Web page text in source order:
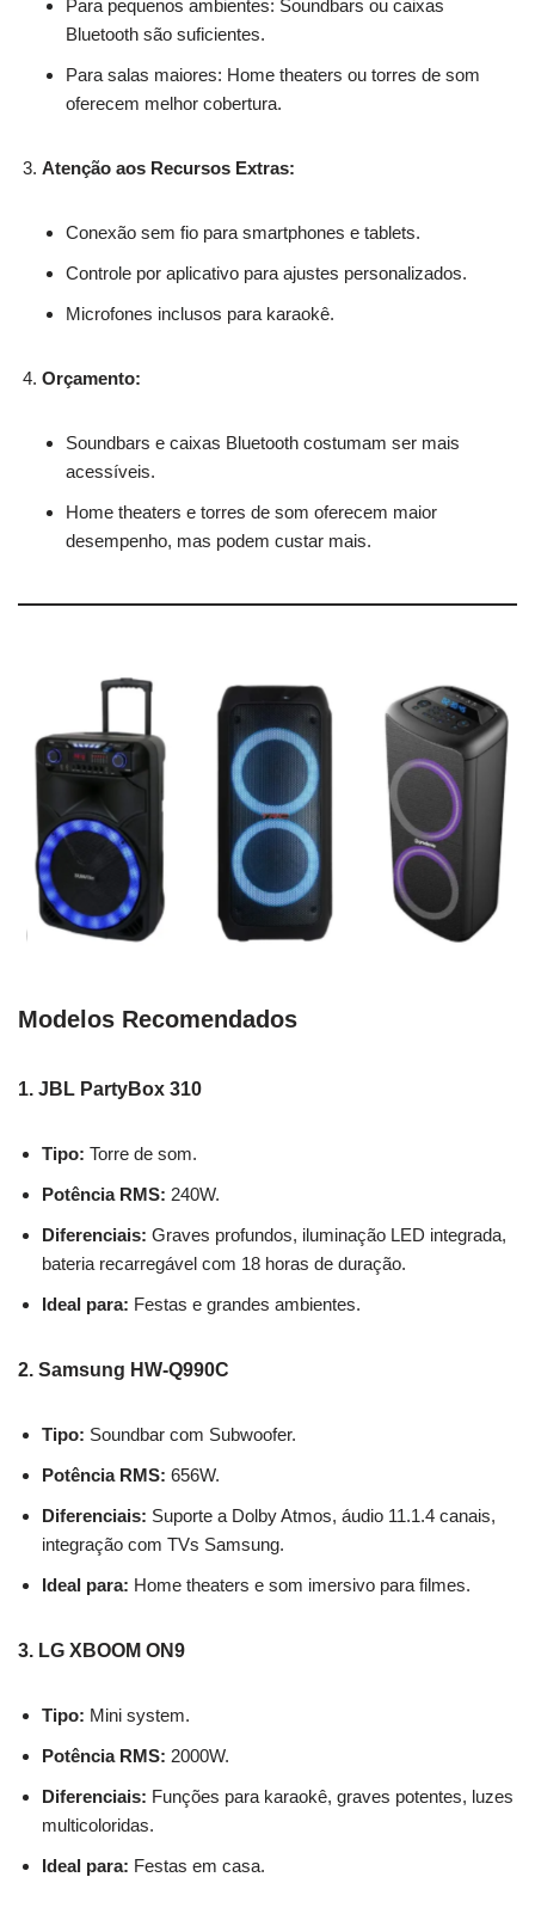
Para pequenos ambientes: Soundbars ou caixas
Bluetooth são suficientes.
Para salas maiores: Home theaters ou torres de som
oferecem melhor cobertura.
Atenção aos Recursos Extras:
Conexão sem fio para smartphones e tablets.
Controle por aplicativo para ajustes personalizados.
Microfones inclusos para karaokê.
Orçamento:
Soundbars e caixas Bluetooth costumam ser mais
acessíveis.
Home theaters e torres de som oferecem maior
desempenho, mas podem custar mais.
Modelos Recomendados
1. JBL PartyBox 310
Tipo: Torre de som.
Potência RMS: 240W.
Diferenciais: Graves profundos, iluminação LED integrada,
bateria recarregável com 18 horas de duração.
Ideal para: Festas e grandes ambientes.
2. Samsung HW-Q990C
Tipo: Soundbar com Subwoofer.
Potência RMS: 656W.
Diferenciais: Suporte a Dolby Atmos, áudio 11.1.4 canais,
integração com TVs Samsung.
Ideal para: Home theaters e som imersivo para filmes.
3. LG XBOOM ON9
Tipo: Mini system.
Potência RMS: 2000W.
Diferenciais: Funções para karaokê, graves potentes, luzes
multicoloridas.
Ideal para: Festas em casa.